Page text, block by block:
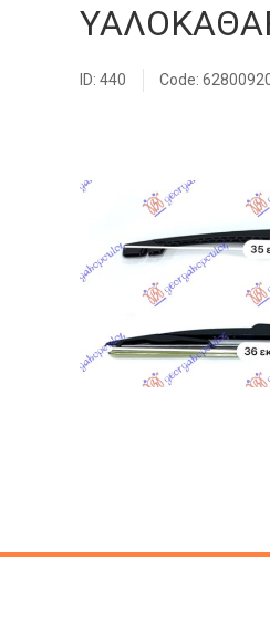
ID: 440 Code: